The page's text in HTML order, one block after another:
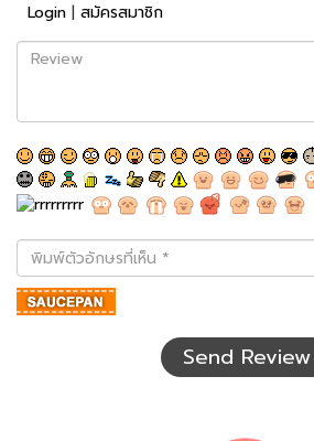
Login | สมัครสมาชิก
Review
พิมพ์
ตัว
อักษร
ที่
Send Review